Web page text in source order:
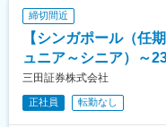
・コロナ禍以降、現
・自由闊達、クリエ
チャレンジする姿勢
・2023年3月に厚生
ぼし認定」の3段階目
・転勤無/残業10～
・審査チームの統括
・審査プロセス、内
・フロント部門（営
<リスク管理・ガバナ
・クレジットポリシ
・不良債権の兆候管
締切間近
【シンガポール（任
ュニア～シニア）～
三田証券株式会社
正社員 転勤なし